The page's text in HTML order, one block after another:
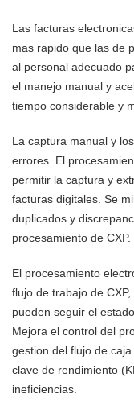
Las facturas
mas rapido que las de
al personal adecuado
el manejo manual y
tiempo considerable y
La captura manual y
errores. El
permitir la captura y
facturas digitales. Se
duplicados y
procesamiento de CXP.
El procesamiento
flujo de trabajo de
pueden seguir el
Mejora el control del
gestion del flujo de
clave de rendimiento
ineficiencias.